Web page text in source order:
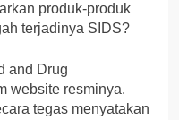
produk-produk
terjadinya SIDS?
and Drug
website resminya.
tegas menyatakan